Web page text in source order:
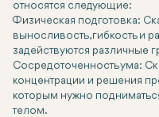
относятся следующие:
Физическая подготовка:
выносливость, гибкость и
задействуются различные
Сосредоточенность ума:
концентрации и решения
которым нужно
телом.